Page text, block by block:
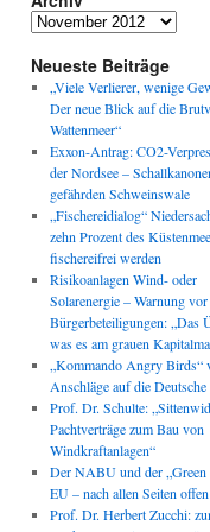
Archiv
Neueste Beiträge
„Viele Verlierer, wenige
Der neue Blick auf die
Wattenmeer“
Exxon-Antrag: CO2-
der Nordsee –
gefährden Schweinswale
„Fischereidialog“
zehn Prozent des
fischereifrei werden
Risikoanlagen Wind- oder
Solarenergie – Warnung vor
Bürgerbeteiligungen: „Das
was es am grauen
„Kommando Angry Birds“
Anschläge auf die Deutsche
Prof. Dr. Schulte:
Pachtverträge zum Bau von
Windkraftanlagen“
Der NABU und der „Green
EU – nach allen Seiten offen
Prof. Dr. Herbert Zucchi: